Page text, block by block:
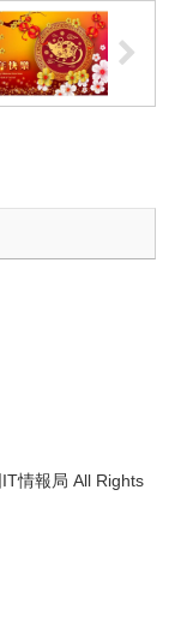
情報局 All Rights